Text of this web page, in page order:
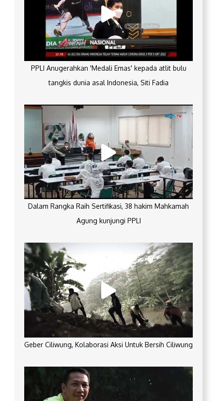
PPLI Anugerahkan 'Medali Emas' kepada atlit bulu
tangkis dunia asal Indonesia, Siti Fadia
Dalam Rangka Raih Sertifikasi, 38 hakim Mahkamah
Agung kunjungi PPLI
Geber Ciliwung, Kolaborasi Aksi Untuk Bersih Ciliwung